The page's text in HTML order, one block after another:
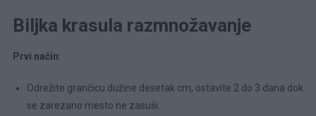
Biljka krasula razmnožavanje
Prvi način:
Odrežite grančicu dužine desetak cm, ostavite 2 do 3 dana dok
se zarezano mesto ne zasuši.